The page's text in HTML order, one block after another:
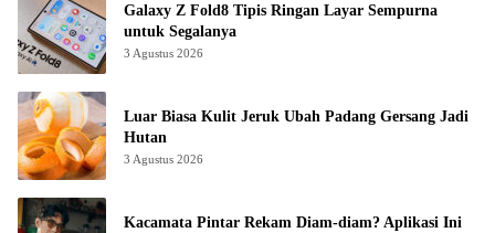
Galaxy Z Fold8 Tipis Ringan Layar Sempurna
untuk Segalanya
3 Agustus 2026
Luar Biasa Kulit Jeruk Ubah Padang Gersang Jadi
Hutan
3 Agustus 2026
Kacamata Pintar Rekam Diam-diam? Aplikasi Ini